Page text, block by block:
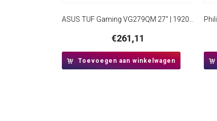
ASUS TUF Gaming VG279QM 27″ | 1920 x 1080 IPS | 280Hz | Gaming Monitor
€261,11
Toevoegen aan winkelwagen